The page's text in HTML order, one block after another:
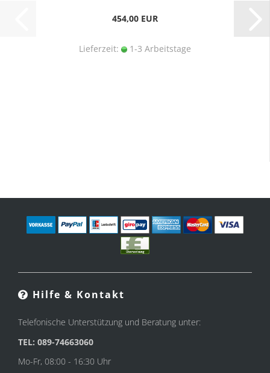
454,00 EUR
Lieferzeit: 1-3 Arbeitstage
Hilfe & Kontakt
Telefonische Unterstützung und Beratung unter:
TEL: 089-74663060
Mo-Fr, 08:00 - 16:30 Uhr